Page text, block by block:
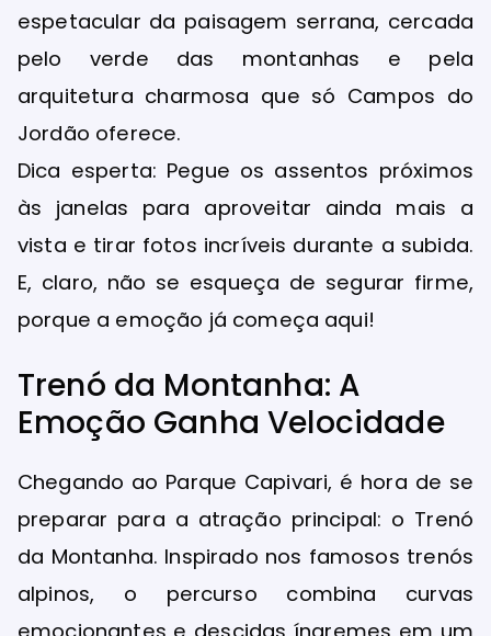
espetacular da paisagem serrana, cercada
pelo verde das montanhas e pela
arquitetura charmosa que só Campos do
Jordão oferece.
Dica esperta: Pegue os assentos próximos
às janelas para aproveitar ainda mais a
vista e tirar fotos incríveis durante a subida.
E, claro, não se esqueça de segurar firme,
porque a emoção já começa aqui!
Trenó da Montanha: A
Emoção Ganha Velocidade
Chegando ao Parque Capivari, é hora de se
preparar para a atração principal: o Trenó
da Montanha. Inspirado nos famosos trenós
alpinos, o percurso combina curvas